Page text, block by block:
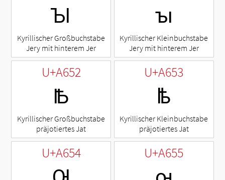
Ꙑ
Kyrillischer Großbuchstabe
Jery mit hinterem Jer
ꙑ
Kyrillischer Kleinbuchstabe
Jery mit hinterem Jer
U+A652
Ꙓ
Kyrillischer Großbuchstabe
präjotiertes Jat
U+A653
ꙓ
Kyrillischer Kleinbuchstabe
präjotiertes Jat
U+A654 U+A655